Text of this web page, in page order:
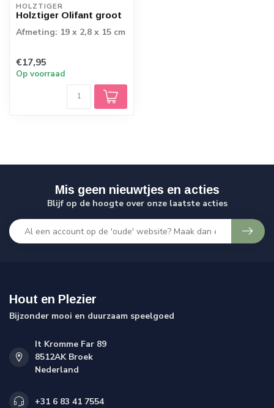
HOLZTIGER
Holztiger Olifant groot
Afmeting: 19 x 2,8 x 15 cm
€17,95
Op voorraad
Mis geen nieuwtjes en acties
Blijf op de hoogte over onze laatste acties
Hout en Plezier
Bijzonder mooi en duurzaam speelgoed
It Kromme Far 89
8512AK Broek
Nederland
+31 6 83 41 7554